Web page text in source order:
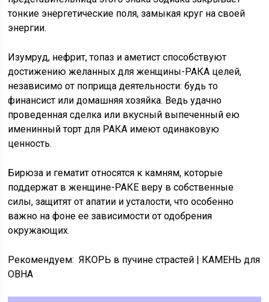
тонкие энергетические поля, замыкая круг на своей
энергии.
Изумруд, нефрит, топаз и аметист способствуют
достижению желанных для женщины-РАКА целей,
независимо от поприща деятельности: будь то
финансист или домашняя хозяйка. Ведь удачно
проведенная сделка или вкусный выпеченный ею
именинный торт для РАКА имеют одинаковую
ценность.
Бирюза и гематит относятся к камням, которые
поддержат в женщине-РАКЕ веру в собственные
силы, защитят от апатии и усталости, что особенно
важно на фоне ее зависимости от одобрения
окружающих.
Рекомендуем: ЯКОРЬ в пучине страстей | КАМЕНЬ для
ОВНА